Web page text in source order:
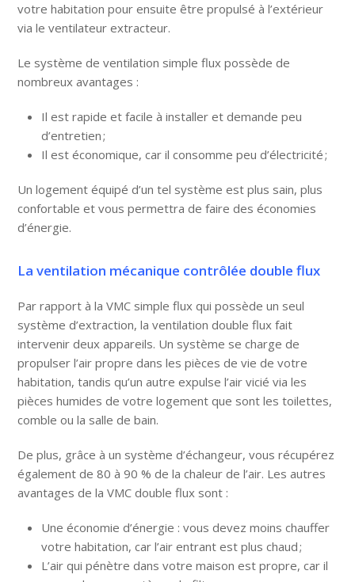
votre habitation pour ensuite être propulsé à l’extérieur
via leventilateur extracteur.
Le système de ventilation simple flux possède de
nombreux avantages :
Il estrapide etfacile àinstaller et demande peu
d’entretien ;
Il estéconomique, car il consomme peu d’électricité ;
Unlogement équipé d’un tel système est plus sain, plus
confortable et vous permettra de faire des économies
d’énergie.
La ventilation mécanique contrôlée double flux
Par rapport à la VMC simple flux qui possède un seul
système d’extraction, laventilation double flux fait
intervenir deux appareils. Un système se charge de
propulser l’air propre dans les pièces de vie de votre
habitation, tandis qu’un autre expulse l’air vicié via les
pièces humides de votre logement que sont les toilettes,
comble ou la salle de bain.
De plus, grâce à un système d’échangeur, vous récupérez
également de 80 à 90 % de la chaleur de l’air. Les autres
avantages de la VMC double flux sont :
Uneéconomie d’énergie : vous devez moins chauffer
votre habitation, car l’air entrant est plus chaud ;
L’air qui pénètre dans votre maison estpropre, car il